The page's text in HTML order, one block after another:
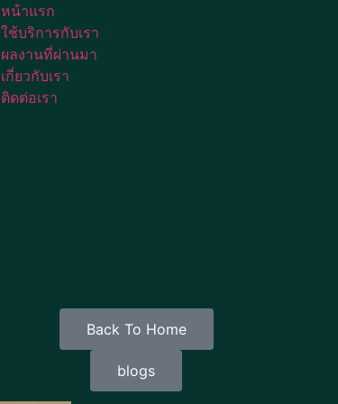
หน้าแรก
ใช้บริการกับเรา
ผลงานที่ผ่านมา
เกี่ยวกับเรา
ติดต่อเรา
Back To Home
blogs